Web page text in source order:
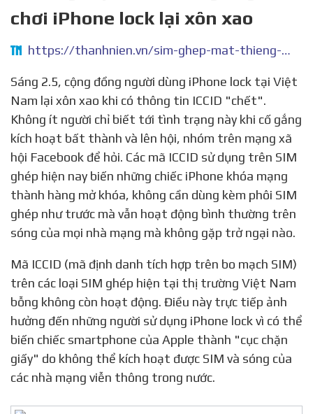
chơi iPhone lock lại xôn xao
https://thanhnien.vn/sim-ghep-mat-thieng-nguoi-choi-iphone-lock-lai-xon-xao-post1454993.html
Sáng 2.5, cộng đồng người dùng iPhone lock tại Việt
Nam lại xôn xao khi có thông tin ICCID "chết".
Không ít người chỉ biết tới tình trạng này khi cố gắng
kích hoạt bất thành và lên hội, nhóm trên mạng xã
hội Facebook để hỏi. Các mã ICCID sử dụng trên SIM
ghép hiện nay biến những chiếc iPhone khóa mạng
thành hàng mở khóa, không cần dùng kèm phôi SIM
ghép như trước mà vẫn hoạt động bình thường trên
sóng của mọi nhà mạng mà không gặp trở ngại nào.
Mã ICCID (mã định danh tích hợp trên bo mạch SIM)
trên các loại SIM ghép hiện tại thị trường Việt Nam
bỗng không còn hoạt động. Điều này trực tiếp ảnh
hưởng đến những người sử dụng iPhone lock vì có thể
biến chiếc smartphone của Apple thành "cục chặn
giấy" do không thể kích hoạt được SIM và sóng của
các nhà mạng viễn thông trong nước.